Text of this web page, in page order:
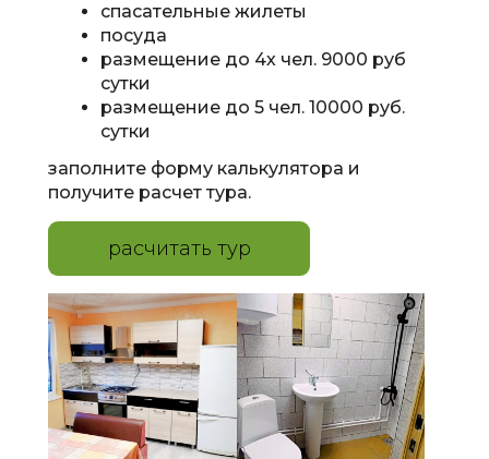
спасательные жилеты
посуда
размещение до 4х чел. 9000 руб
сутки
размещение до 5 чел. 10000 руб.
сутки
заполните форму калькулятора и
получите расчет тура.
расчитать тур